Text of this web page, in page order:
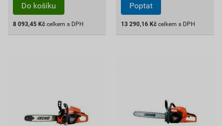
Do košíku
8 093,45 Kč celkem s DPH
Poptat
13 290,16 Kč celkem s DPH